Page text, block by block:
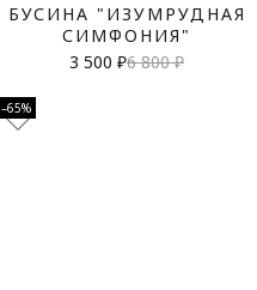
БУСИНА "ИЗУМРУДНАЯ
СИМФОНИЯ"
3 500 ₽6 800 ₽
–65%